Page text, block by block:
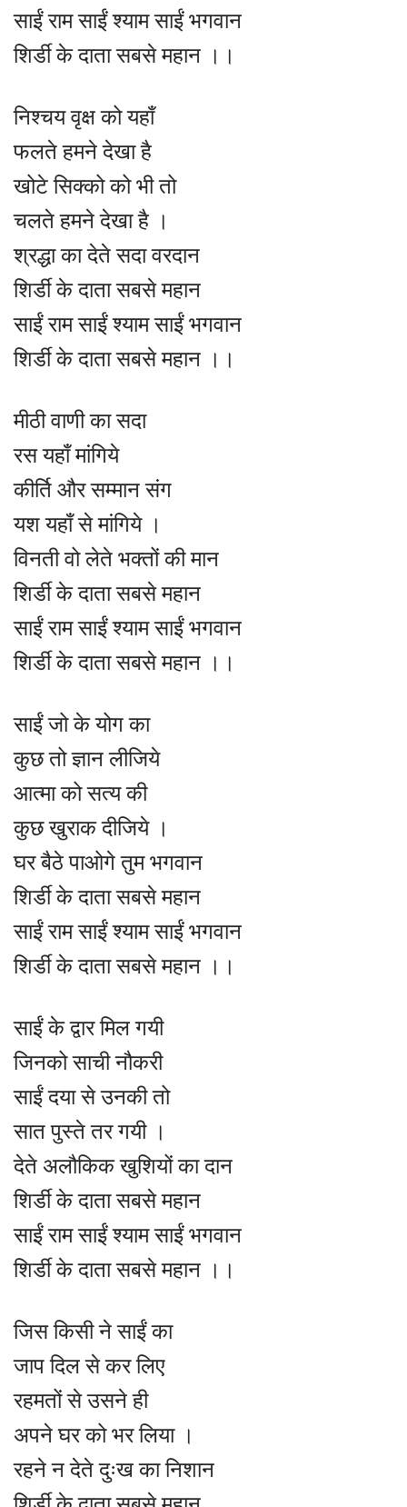
साईं राम साईं श्याम साईं भगवान
शिर्डी के दाता सबसे महान ।।
निश्चय वृक्ष को यहाँ
फलते हमने देखा है
खोटे सिक्को को भी तो
चलते हमने देखा है ।
श्रद्धा का देते सदा वरदान
शिर्डी के दाता सबसे महान
साईं राम साईं श्याम साईं भगवान
शिर्डी के दाता सबसे महान ।।
मीठी वाणी का सदा
रस यहाँ मांगिये
कीर्ति और सम्मान संग
यश यहाँ से मांगिये ।
विनती वो लेते भक्तों की मान
शिर्डी के दाता सबसे महान
साईं राम साईं श्याम साईं भगवान
शिर्डी के दाता सबसे महान ।।
साईं जो के योग का
कुछ तो ज्ञान लीजिये
आत्मा को सत्य की
कुछ खुराक दीजिये ।
घर बैठे पाओगे तुम भगवान
शिर्डी के दाता सबसे महान
साईं राम साईं श्याम साईं भगवान
शिर्डी के दाता सबसे महान ।।
साईं के द्वार मिल गयी
जिनको साची नौकरी
साईं दया से उनकी तो
सात पुस्ते तर गयी ।
देते अलौकिक खुशियों का दान
शिर्डी के दाता सबसे महान
साईं राम साईं श्याम साईं भगवान
शिर्डी के दाता सबसे महान ।।
जिस किसी ने साईं का
जाप दिल से कर लिए
रहमतों से उसने ही
अपने घर को भर लिया ।
रहने न देते दुःख का निशान